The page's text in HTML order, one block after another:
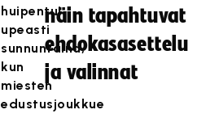
huipentui
upeasti
sunnuntaina,
kun
miesten
edustusjoukkue
näin tapahtuvat
ehdokasasettelu
ja valinnat